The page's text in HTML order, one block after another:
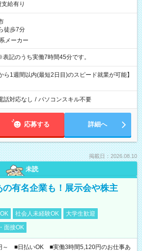
給有り
徒歩7分
メーカー
～17:00 ※表記のうち実働7時間45分です。
ら1週間以内(最短2日目)のスピード就業が可能】
話対応なし / パソコンスキル不要
応募する 詳細へ
掲載日：2026.08.10
未読
の有名企業も！展示会や株主
社会人未経験OK
大学生歓迎
面接OK
～ ■日払いOK ■実働3時間5,120円のお仕事あ